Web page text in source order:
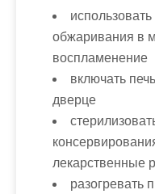
обжаривания в
воспламенение
включать
дверце
лекарственные
разогревать